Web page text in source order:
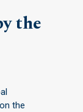
the
the